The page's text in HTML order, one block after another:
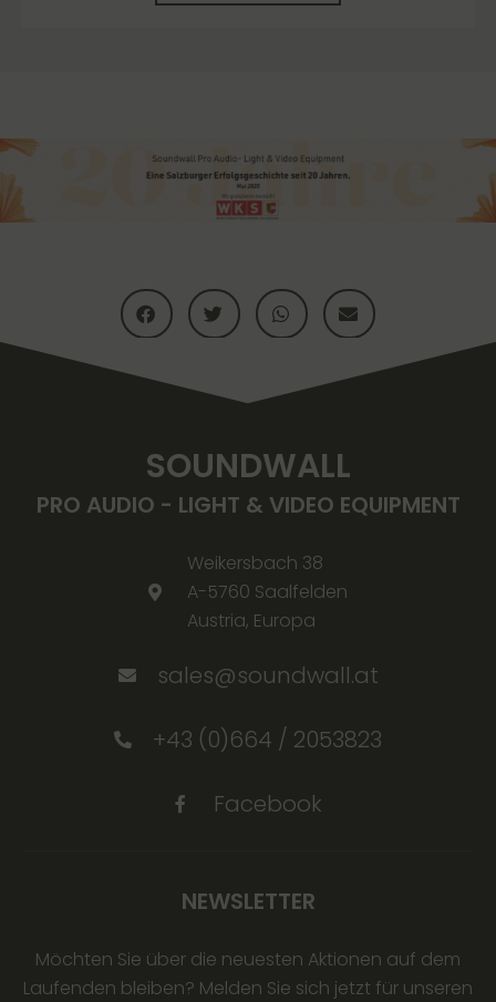
SOUNDWALL
PRO AUDIO - LIGHT & VIDEO EQUIPMENT
Weikersbach 38
A-5760 Saalfelden
Austria, Europa
sales@soundwall.at
+43 (0)664 / 2053823
Facebook
NEWSLETTER
Möchten Sie über die neuesten Aktionen auf dem
Laufenden bleiben? Melden Sie sich jetzt für unseren